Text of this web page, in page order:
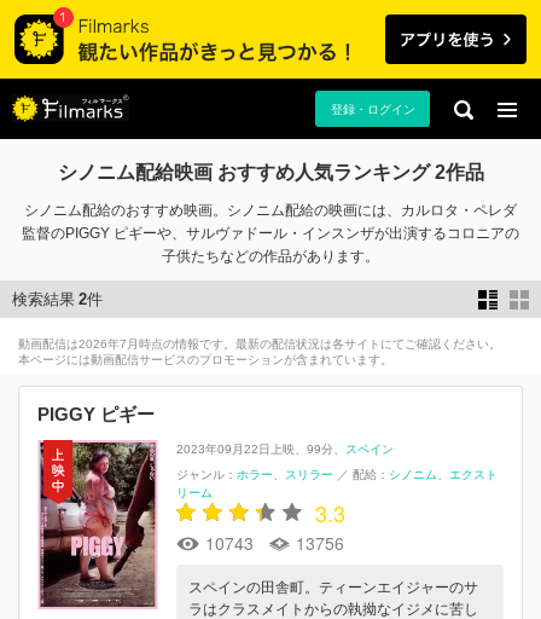
登録・ログイン
シノニム配給映画 おすすめ人気ランキング 2作品
シノニム配給のおすすめ映画。シノニム配給の映画には、カルロタ・ペレダ
監督のPIGGY ピギーや、サルヴァドール・インスンザが出演するコロニアの
子供たちなどの作品があります。
検索結果 2件
動画配信は2026年7月時点の情報です。最新の配信状況は各サイトにてご確認ください。
本ページには動画配信サービスのプロモーションが含まれています。
PIGGY ピギー
2023年09月22日上映 99分
スペイン
ジャンル： ホラー スリラー ／ 配給： シノニム
エクスト
リーム
3.3
10743 13756
スペインの田舎町。ティーンエイジャーのサ
ラはクラスメイトからの執拗なイジメに苦し